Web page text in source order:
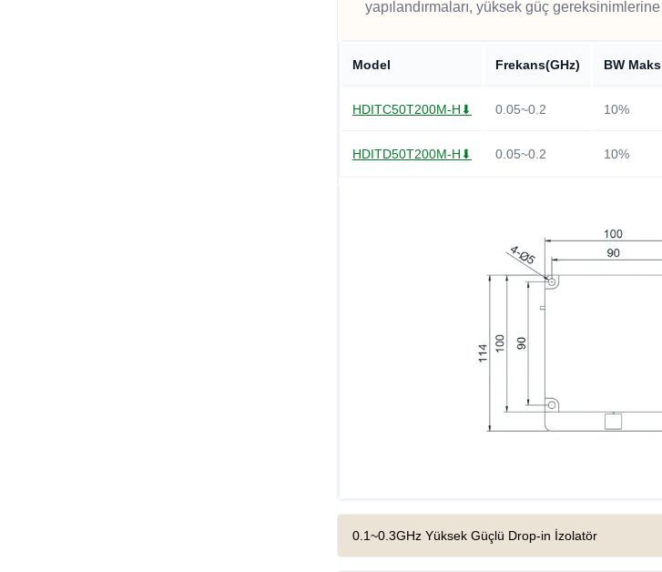
yapılandırmaları, yüksek güç
Model Frekans(GHz) BW Maks
HDITC50T200M-H⬇ 0.05~0.2 10%
HDITD50T200M-H⬇ 0.05~0.2 10%
0.1~0.3GHz Yüksek Güçlü Drop-in İzolatör